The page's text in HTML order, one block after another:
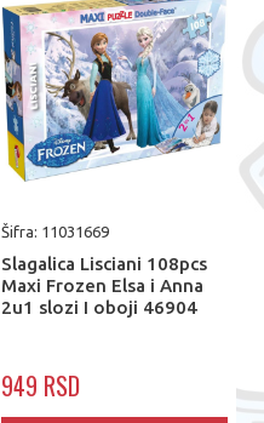
Šifra: 11031669
Slagalica Lisciani 108pcs
Maxi Frozen Elsa i Anna
2u1 slozi I oboji 46904
949 RSD